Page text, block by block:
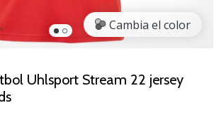
Cambia el color
Uhlsport Stream 22 jersey